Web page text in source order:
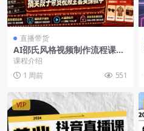
直播带货
AI邵氏风格视频制作流程课，
固定/不固定人物生成，无厘头
搞笑段子带货爆款视频全套实
操
课程介绍
1 周前
551
VIP